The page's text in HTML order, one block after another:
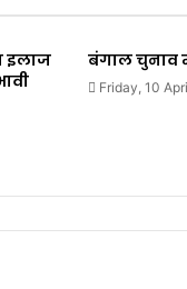
इलाज
बंगाल चुनाव
Friday, 10